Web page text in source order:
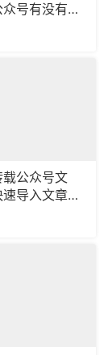
号有没有可
公众号文
导入文章保